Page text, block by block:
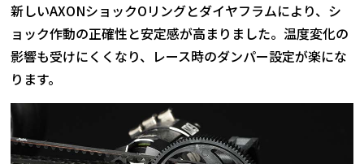
新しいAXONショックOリングとダイヤフラムにより、シ
ョック作動の正確性と安定感が高まりました。温度変化の
影響も受けにくくなり、レース時のダンパー設定が楽にな
ります。